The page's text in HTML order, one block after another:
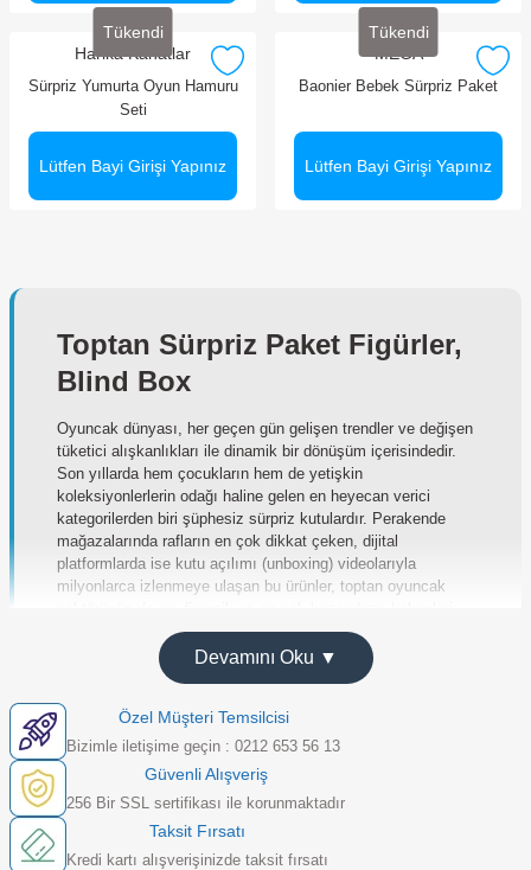
Tükendi
Harika Kanatlar
Sürpriz Yumurta Oyun Hamuru
Seti
Lütfen Bayi Girişi Yapınız
Tükendi
MEGA
Baonier Bebek Sürpriz Paket
Lütfen Bayi Girişi Yapınız
Toptan Sürpriz Paket Figürler,
Blind Box
Oyuncak dünyası, her geçen gün gelişen trendler ve değişen
tüketici alışkanlıkları ile dinamik bir dönüşüm içerisindedir.
Son yıllarda hem çocukların hem de yetişkin
koleksiyonlerlerin odağı haline gelen en heyecan verici
kategorilerden biri şüphesiz sürpriz kutulardır. Perakende
mağazalarında rafların en çok dikkat çeken, dijital
platformlarda ise kutu açılımı (unboxing) videolarıyla
milyonlarca izlenmeye ulaşan bu ürünler, toptan oyuncak
arasında yer almaktadır. Mega Oyuncak olarak, işletmenizin
satış hacmini artıracak, sadık bir müşteri kitlesi yaratacak ve
raflarınıza yüksek katma değer sağlayacak en popüler toptan
blind box ürünlerini en avantajlı koşullarla sizlere sunuyoruz.
Küresel pazar ölçeğinde milyar dolarlık bir büyüklüğe ulaşan
bu trend, sadece geçici bir heves olmanın ötesinde,
koleksiyon kültürünün kalıcı bir parçası haline gelmiştir.
Mağazalarında yenilikçi, yüksek sirkülasyona sahip ve kâr
marjı yüksek ürün gruplarına yer vermek isteyen
Devamını Oku ▼
Özel Müşteri Temsilcisi
Bizimle iletişime geçin : 0212 653 56 13
Güvenli Alışveriş
256 Bir SSL sertifikası ile korunmaktadır
Taksit Fırsatı
Kredi kartı alışverişinizde taksit fırsatı